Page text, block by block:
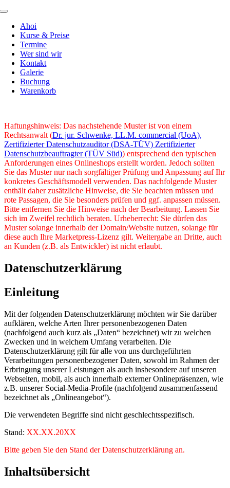
Zum
springen
Toggle
Navigation
Ahoi
Kurse & Preise
Termine
Wer sind wir
Kontakt
Galerie
Buchung
Warenkorb
Haftungshinweis: Das nachstehende Muster ist von einem
Rechtsanwalt (Dr. jur. Schwenke, LL.M. commercial (UoA),
Zertifizierter Datenschutzauditor (DSA-TÜV) Zertifizierter
Datenschutzbeauftragter (TÜV Süd)) entsprechend den typischen
Anforderungen eines Onlineshops erstellt worden. Jedoch sollten
Sie das Muster nur nach sorgfältiger Prüfung und Anpassung auf Ihr
konkretes Geschäftsmodell verwenden. Das nachfolgende Muster
enthält daher zusätzliche Hinweise, die Sie beachten müssen und
rote Passagen, die Sie besonders prüfen und ggf. anpassen müssen.
Bitte entfernen Sie die Hinweise nach der Bearbeitung. Lassen Sie
sich im Zweifel rechtlich beraten. Urheberrecht: Sie dürfen das
Muster solange innerhalb der Domain/Website nutzen, solange für
diese auch Ihre Marketpress-Lizenz gilt. Weitergabe an Dritte, auch
an Kunden (z.B. als Entwickler) ist nicht erlaubt.
Datenschutzerklärung
Einleitung
Mit der folgenden Datenschutzerklärung möchten wir Sie darüber
aufklären, welche Arten Ihrer personenbezogenen Daten
(nachfolgend auch kurz als „Daten“ bezeichnet) wir zu welchen
Zwecken und in welchem Umfang verarbeiten. Die
Datenschutzerklärung gilt für alle von uns durchgeführten
Verarbeitungen personenbezogener Daten, sowohl im Rahmen der
Erbringung unserer Leistungen als auch insbesondere auf unseren
Webseiten, mobil, als auch innerhalb externer Onlinepräsenzen, wie
z.B. unserer Social-Media-Profile (nachfolgend zusammenfassend
bezeichnet als „Onlineangebot“).
Die verwendeten Begriffe sind nicht geschlechtsspezifisch.
Stand: XX.XX.20XX
Bitte geben Sie den Stand der Datenschutzerklärung an.
Inhaltsübersicht